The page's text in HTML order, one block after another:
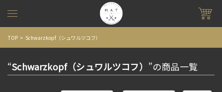
TOP Schwarzkopf（シュワルツコフ）
“Schwarzkopf（シュワルツコフ） ”の商品一覧